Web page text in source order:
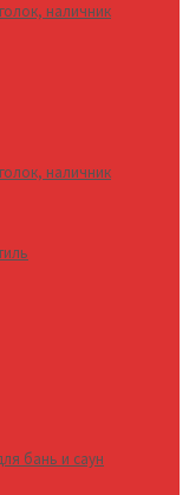
наличник
наличник
бань и саун